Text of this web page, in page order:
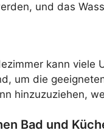
und das
kann
um die
hinzuzuziehen,
Bad und